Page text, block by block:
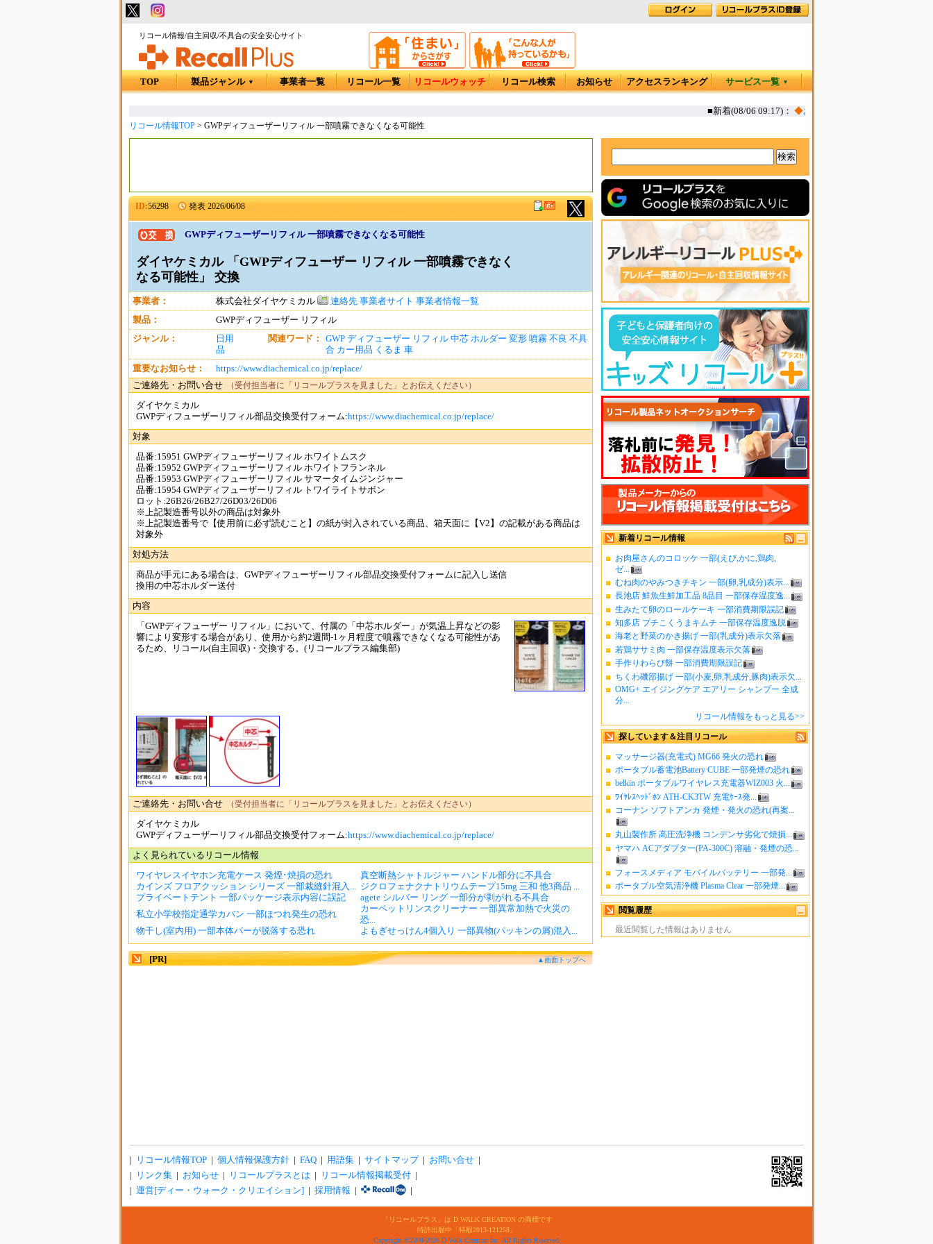
リコール情報/自主回収/不具合の安全安心サイト
TOP 製品ジャンル ▼ 事業者一覧 リコール一覧 リコールウォッチ リコール検索 お知らせ アクセスランキング サービス一覧 ▼
■新着(08/06 09:17)：◆お肉屋さんのコロッケ 一部(えび
リコール情報TOP> GWPディフューザーリフィル 一部噴霧できなくなる可能性
新着リコール情報
お肉屋さんのコロッケ 一部(えび,かに,鶏肉,
ゼ...
むね肉のやみつきチキン 一部(卵,乳成分)表示...
長池店 鮮魚生鮮加工品 8品目 一部保存温度逸...
生みたて卵のロールケーキ 一部消費期限誤記
知多店 プチこくうまキムチ 一部保存温度逸脱
海老と野菜のかき揚げ 一部(乳成分)表示欠落
若鶏ササミ肉 一部保存温度表示欠落
手作りわらび餅 一部消費期限誤記
ちくわ磯部揚げ 一部(小麦,卵,乳成分,豚肉)表示欠...
OMG+ エイジングケア エアリー シャンプー 全成
分...
リコール情報をもっと見る>>
探しています＆注目リコール
マッサージ器(充電式) MG66 発火の恐れ
ポータブル蓄電池Battery CUBE 一部発煙の恐れ
belkin ポータブルワイヤレス充電器WIZ003 火...
ﾜｲﾔﾚｽﾍｯﾄﾞﾎﾝ ATH-CK3TW 充電ｹｰｽ発...
コーナン ソフトアンカ 発煙・発火の恐れ(再案...
丸山製作所 高圧洗浄機 コンデンサ劣化で焼損...
ヤマハ ACアダプター(PA-300C) 溶融・発煙の恐...
フォースメディア モバイルバッテリー 一部発...
ポータブル空気清浄機 Plasma Clear 一部発煙...
閲覧履歴
最近閲覧した情報はありません
ID:56298 発表 2026/06/08
GWPディフューザーリフィル 一部噴霧できなくなる可能性
ダイヤケミカル 「GWPディフューザー リフィル 一部噴霧できなく
なる可能性」 交換
事業者： 株式会社ダイヤケミカル 連絡先 事業者サイト 事業者情報一覧
製品：
GWPディフューザー リフィル
ジャンル：
日用
品
関連ワード： GWP ディフューザー リフィル 中芯 ホルダー 変形 噴霧 不良 不具
合 カー用品 くるま 車
重要なお知らせ：
https://www.diachemical.co.jp/replace/
ご連絡先・お問い合せ
（受付担当者に「リコールプラスを見ました」とお伝えください）
ダイヤケミカル
GWPディフューザーリフィル部品交換受付フォーム:https://www.diachemical.co.jp/replace/
対象
品番:15951 GWPディフューザーリフィル ホワイトムスク
品番:15952 GWPディフューザーリフィル ホワイトフランネル
品番:15953 GWPディフューザーリフィル サマータイムジンジャー
品番:15954 GWPディフューザーリフィル トワイライトサボン
ロット:26B26/26B27/26D03/26D06
※上記製造番号以外の商品は対象外
※上記製造番号で【使用前に必ず読むこと】の紙が封入されている商品、箱天面に【V2】の記載がある商品は
対象外
対処方法
商品が手元にある場合は、GWPディフューザーリフィル部品交換受付フォームに記入し送信
換用の中芯ホルダー送付
内容
「GWPディフューザー リフィル」において、付属の「中芯ホルダー」が気温上昇などの影
響により変形する場合があり、使用から約2週間-1ヶ月程度で噴霧できなくなる可能性があ
るため、リコール(自主回収)・交換する。(リコールプラス編集部)
ご連絡先・お問い合せ （受付担当者に「リコールプラスを見ました」とお伝えください）
ダイヤケミカル
GWPディフューザーリフィル部品交換受付フォーム:https://www.diachemical.co.jp/replace/
よく見られているリコール情報
ワイヤレスイヤホン充電ケース 発煙･焼損の恐れ
真空断熱シャトルジャー ハンドル部分に不具合
カインズ フロアクッション シリーズ 一部裁縫針混入... ジクロフェナクナトリウムテープ15mg 三和 他3商品 ...
プライベートテント 一部パッケージ表示内容に誤記
agete シルバー リング 一部分が剥がれる不具合
私立小学校指定通学カバン 一部ほつれ発生の恐れ
カーペットリンスクリーナー 一部異常加熱で火災の
恐...
物干し(室内用) 一部本体バーが脱落する恐れ
よもぎせっけん4個入り 一部異物(パッキンの屑)混入...
[PR] ▲画面トップへ
リコール情報TOP 個人情報保護方針 FAQ 用語集 サイトマップ お問い合せ
リンク集 お知らせ リコールプラスとは リコール情報掲載受付
運営[ディー・ウォーク・クリエイション] 採用情報
「リコールプラス」は D WALK CREATION の商標です
特許出願中「特願2013-121258」
Copyright ©2008-2026 D Walk Creation Inc. All Rights Reserved.